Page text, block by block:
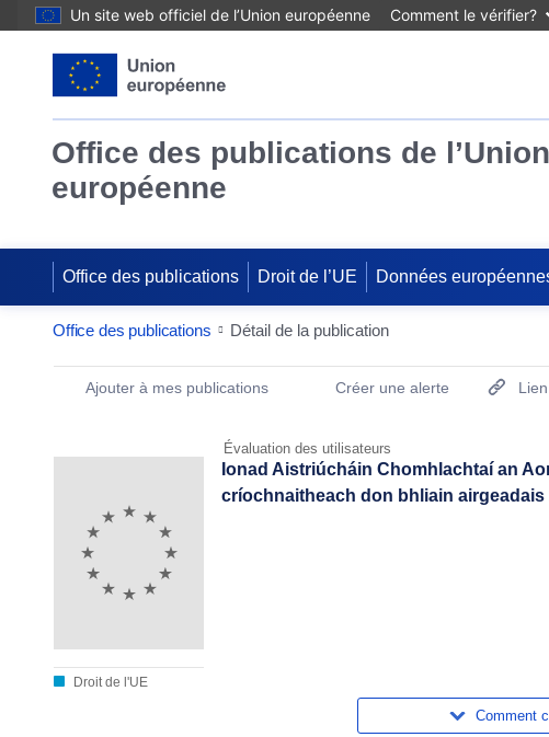
Un site web officiel de l’Union européenne Comment le vérifier?
Office des publications de l’Union
européenne
Office des publications Droit de l’UE Données
Office des publications Détail de la publication
Publication Detail Actions Portlet
Ajouter à mes publications Créer une alerte
Évaluation des utilisateurs
Droit de l'UE
Ionad Aistriúcháin Chomhlachtaí an
críochnaitheach don bhliain airgeadais
Comment